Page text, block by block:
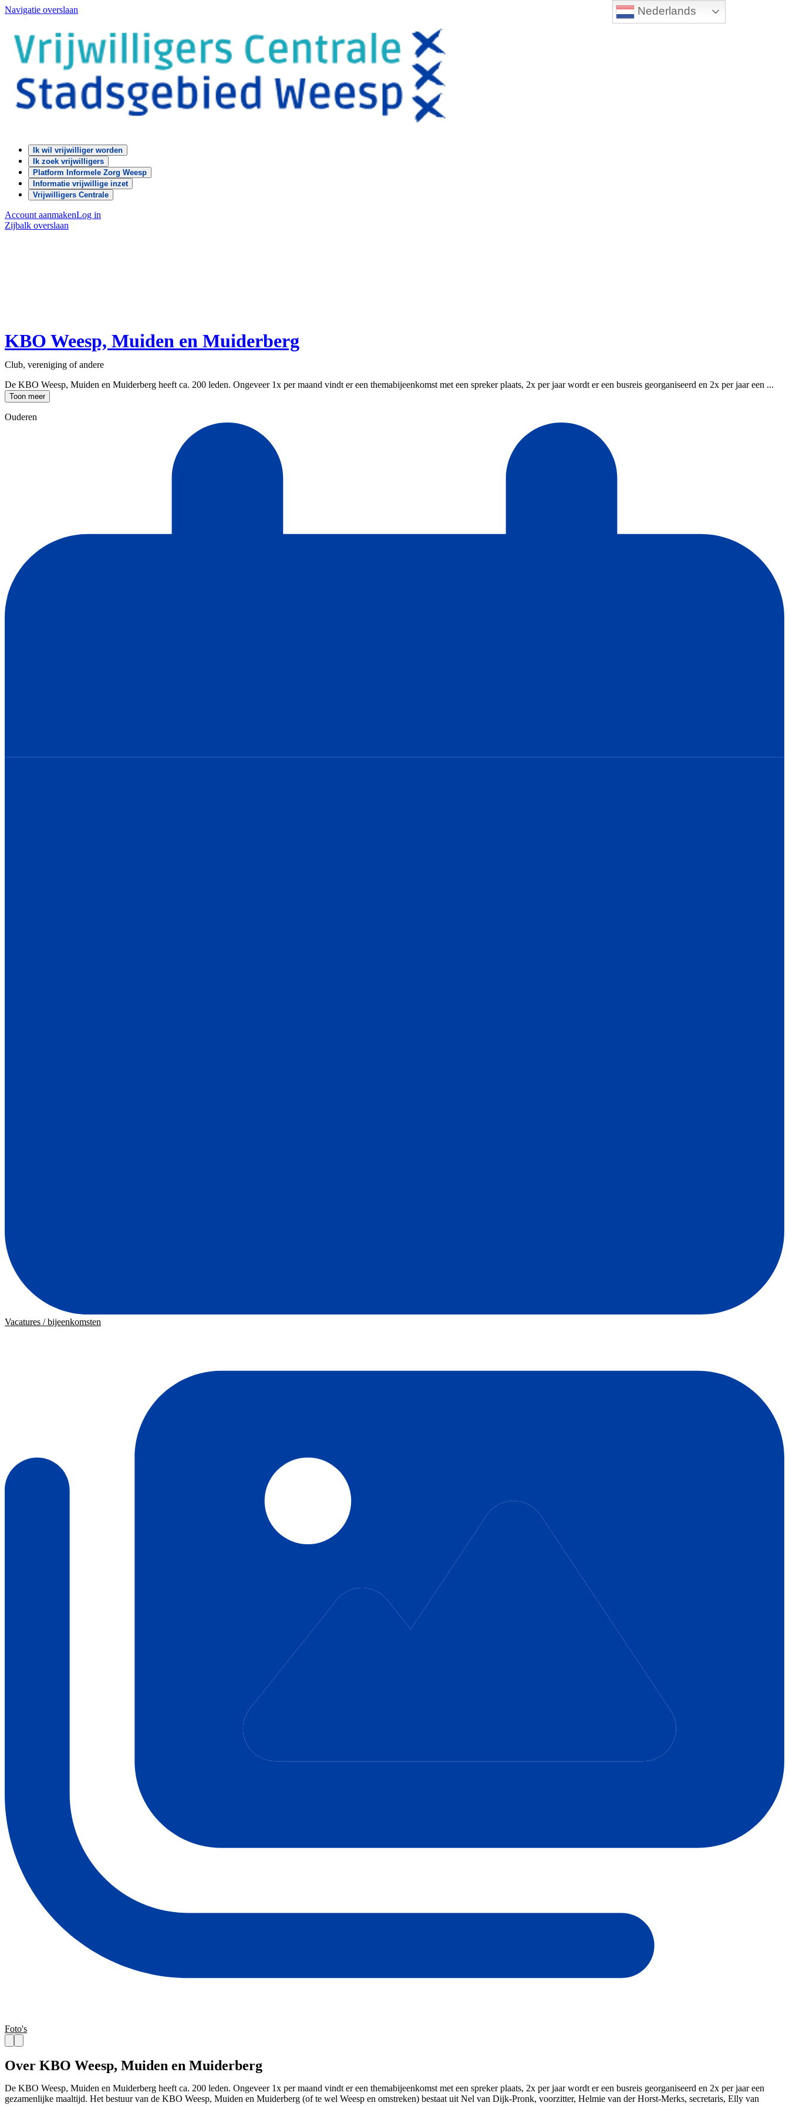
Nederlands
Navigatie overslaan
Ik wil vrijwilliger worden
Ik zoek vrijwilligers
Platform Informele Zorg Weesp
Informatie vrijwillige inzet
Vrijwilligers Centrale
Account aanmakenLog in
Zijbalk overslaan
KBO Weesp, Muiden en Muiderberg
Club, vereniging of andere
De KBO Weesp, Muiden en Muiderberg heeft ca. 200 leden. Ongeveer 1x per maand vindt er een themabijeenkomst met een spreker plaats, 2x per jaar wordt er een busreis georganiseerd en 2x per jaar een ...
Toon meer
Ouderen
Vacatures / bijeenkomsten
Foto's
Over KBO Weesp, Muiden en Muiderberg
De KBO Weesp, Muiden en Muiderberg heeft ca. 200 leden. Ongeveer 1x per maand vindt er een themabijeenkomst met een spreker plaats, 2x per jaar wordt er een busreis georganiseerd en 2x per jaar een
gezamenlijke maaltijd. Het bestuur van de KBO Weesp, Muiden en Muiderberg (of te wel Weesp en omstreken) bestaat uit Nel van Dijk-Pronk, voorzitter, Helmie van der Horst-Merks, secretaris, Elly van